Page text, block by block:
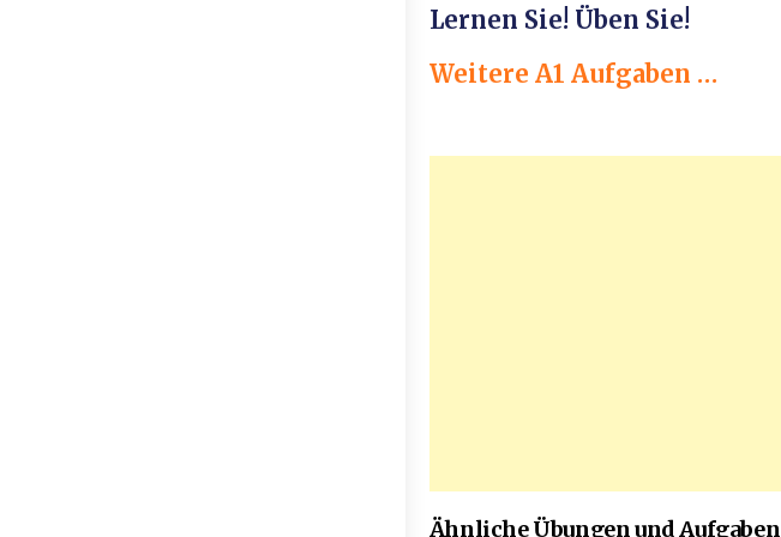
Lernen Sie! Üben Sie!
Weitere A1 Aufgaben …
Ähnliche Übungen und Aufgaben